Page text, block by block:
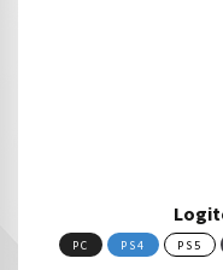
PC PS4 PS5